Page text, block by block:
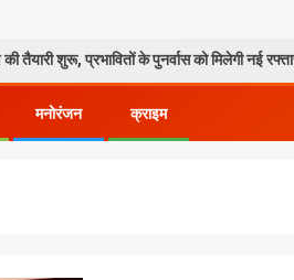
के पुनर्वास को मिलेगी नई रफ्तार
मनोरंजन क्राइम